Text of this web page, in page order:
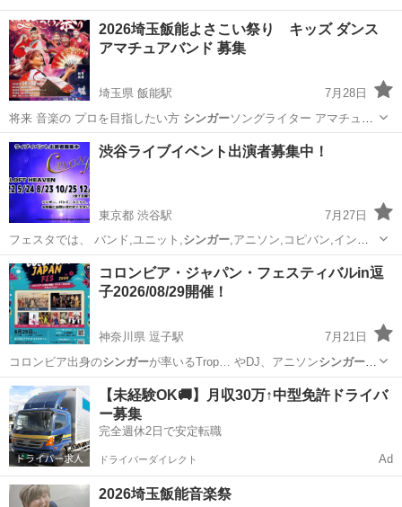
2026埼玉飯能よさこい祭り キッズ ダンス
アマチュアバンド 募集
埼玉県 飯能駅
7月28日
将来 音楽の プロを目指したい方 シンガーソングライター アマチュア
バンド 募…
埼玉 飯能市 飯能駅 地域/お祭り アマチュアバンド
渋谷ライブイベント出演者募集中！
東京都 渋谷駅
7月27日
フェスタでは、 バンド,ユニット,シンガー,アニソン,コピバン,インス
トetc…
東京 渋谷区 渋谷駅 コンサート/ショー 出演者
コロンビア・ジャパン・フェスティバルin逗
子2026/08/29開催！
神奈川県 逗子駅
7月21日
コロンビア出身のシンガーが率いるTrop… やDJ、アニソンシンガー、
イマジン盆踊り… ンビア・カリ出身シンガー6. Joh…
神奈川 横浜市 逗子駅 コンサート/ショー ペルー
【未経験OK🚚】月収30万↑中型免許ドライバ
ー募集
完全週休2日で安定転職
ドライバーダイレクト Ad
2026埼玉飯能音楽祭